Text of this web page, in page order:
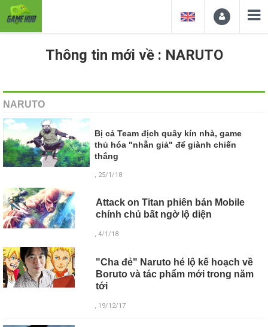
Thông tin mới về : NARUTO
NARUTO
Bị cả Team địch quây kín nhà, game
thủ hóa "nhẫn giả" để giành chiến
thắng
, 25/1/18
Attack on Titan phiên bản Mobile
chính chủ bất ngờ lộ diện
, 4/1/18
"Cha đẻ" Naruto hé lộ kế hoạch về
Boruto và tác phẩm mới trong năm
tới
, 19/12/17